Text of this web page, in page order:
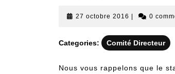
27 octobre 2016 27
0
Categories: Comité Directeur
Nous vous rappelons que le